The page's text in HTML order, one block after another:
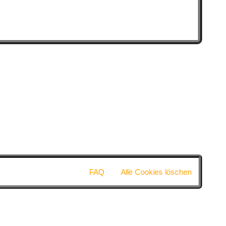
i
Alle Cookies löschen
FAQ